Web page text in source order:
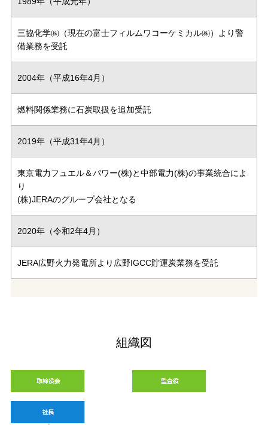
三協化学㈱（現在の富士フィルムワコーケミカル㈱）より警
備業務を受託
2004年（平成16年4月）
燃料関係業務に石炭取扱を追加受託
2019年（平成31年4月）
東京電力フュエル＆パワー(株)と中部電力(株)の事業統合によ
り
(株)JERAのグループ会社となる
2020年（令和2年4月）
JERA広野火力発電所より広野IGCC貯運炭業務を受託
組織図